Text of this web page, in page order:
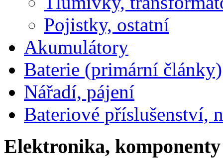
Pojistky, ostatní
Akumulátory
Baterie (primární články)
Nářadí, pájení
Bateriové příslušenství,
Elektronika, komponenty